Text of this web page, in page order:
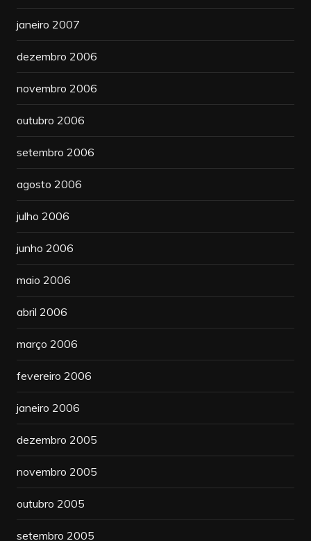
janeiro 2007
dezembro 2006
novembro 2006
outubro 2006
setembro 2006
agosto 2006
julho 2006
junho 2006
maio 2006
abril 2006
março 2006
fevereiro 2006
janeiro 2006
dezembro 2005
novembro 2005
outubro 2005
setembro 2005